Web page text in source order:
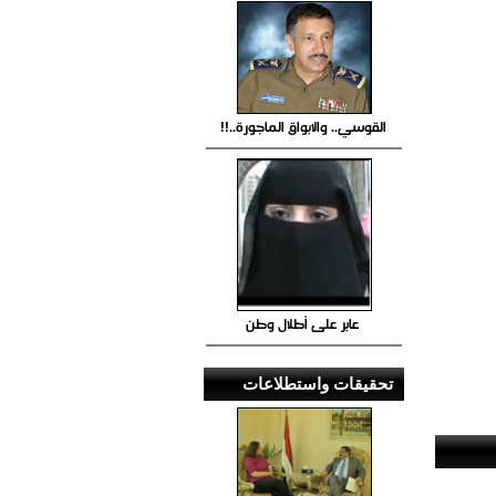
القوسي.. والابواق الماجورة..!!
عابر على أطلال وطن
تحقيقات واستطلاعات